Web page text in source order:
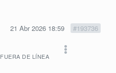
21 Abr 2026 18:59 #193736
FUERA DE LÍNEA